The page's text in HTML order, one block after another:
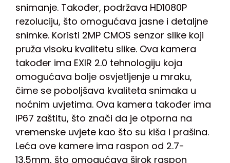
snimanje. Također, podržava HD1080P
rezoluciju, što omogućava jasne i detaljne
snimke. Koristi 2MP CMOS senzor slike koji
pruža visoku kvalitetu slike. Ova kamera
također ima EXIR 2.0 tehnologiju koja
omogućava bolje osvjetljenje u mraku,
čime se poboljšava kvaliteta snimaka u
noćnim uvjetima. Ova kamera također ima
IP67 zaštitu, što znači da je otporna na
vremenske uvjete kao što su kiša i prašina.
Leća ove kamere ima raspon od 2.7-
13.5mm, što omogućava širok raspon